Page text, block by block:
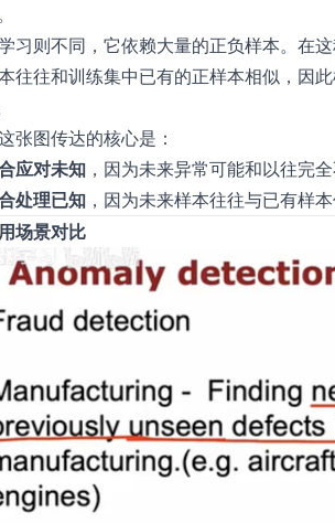
习则不同，它依赖大量的正负样本。在
往往和训练集中已有的正样本相似，因
张图传达的核心是：
应对未知 ，因为未来异常可能和以往完全
处理已知 ，因为未来样本往往与已有样本
场景对比